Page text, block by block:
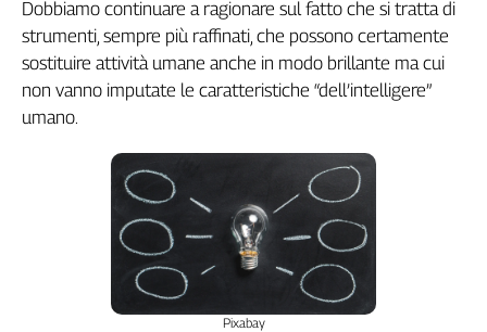
Liguria
Lombardia
Marche
Piemonte
Puglia
Dobbiamo continuare a ragionare sul fatto che si tratta di
strumenti, sempre più raffinati, che possono certamente
sostituire attività umane anche in modo brillante ma cui
non vanno imputate le caratteristiche “dell’intelligere”
umano.
Pixabay